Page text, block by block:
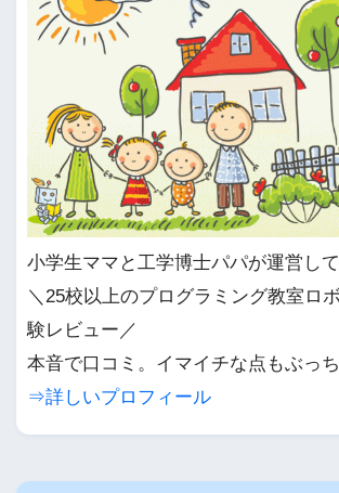
小学生ママと工学博士パパが運営して
＼25校以上のプログラミング教室ロ
験レビュー／
本音で口コミ。イマイチな点もぶっち
⇒詳しいプロフィール